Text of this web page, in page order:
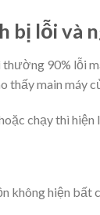
bị lỗi và
90% lỗi
main máy
chạy thì
không hiện bất